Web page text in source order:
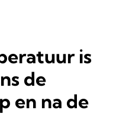
is
de
en na de